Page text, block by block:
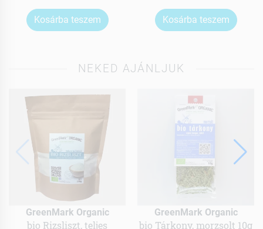
Kosárba teszem Kosárba teszem
NEKED AJÁNLJUK
GreenMark Organic
bio Rizsliszt, teljes
GreenMark Organic
bio Tárkony, morzsolt 10g